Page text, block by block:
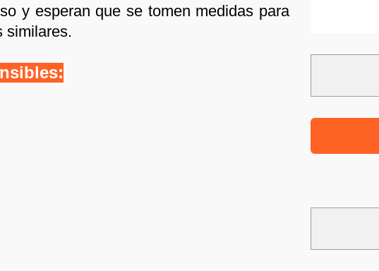
y esperan que se tomen medidas para
similares.